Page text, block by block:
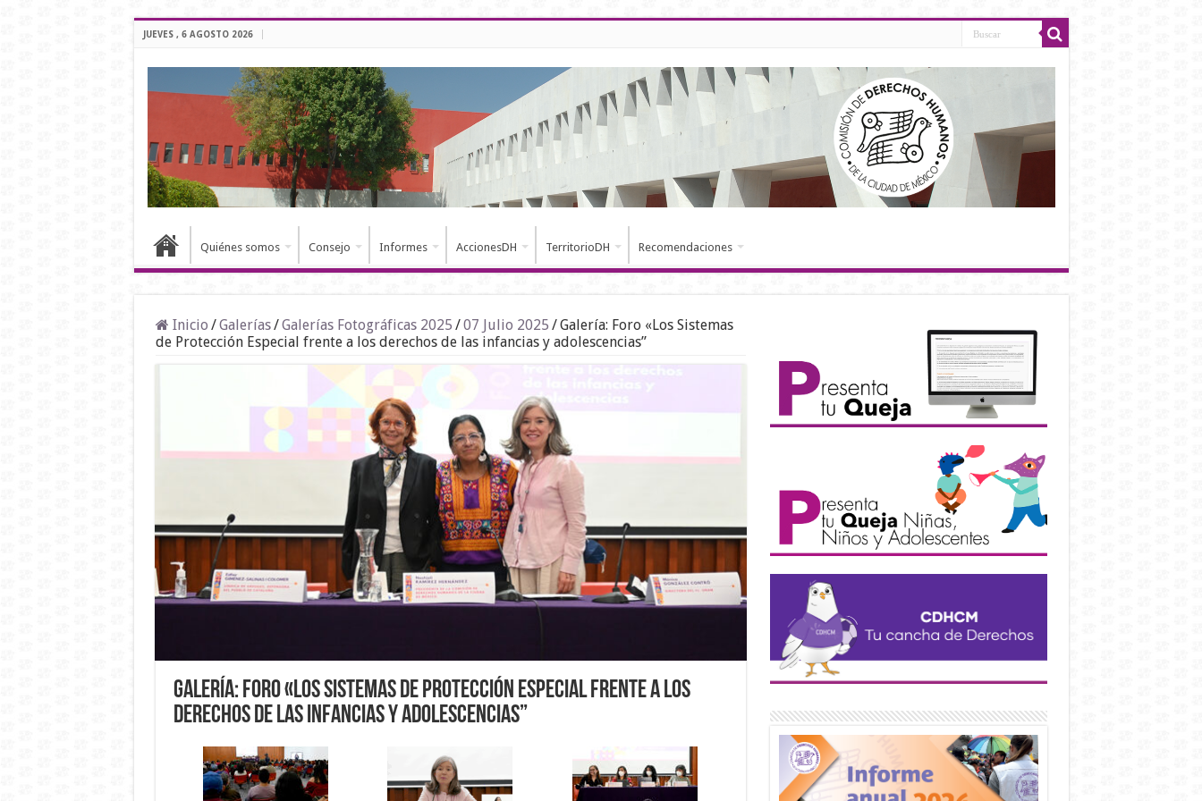
JUEVES , 6 AGOSTO 2026
Quiénes somos Consejo Informes AccionesDH TerritorioDH Recomendaciones
Inicio /Galerías/Galerías Fotográficas 2025 /07 Julio 2025 /Galería: Foro «Los Sistemas
de Protección Especial frente a los derechos de las infancias y adolescencias”
Galería: Foro «Los Sistemas de Protección Especial frente a los
derechos de las infancias y adolescencias”